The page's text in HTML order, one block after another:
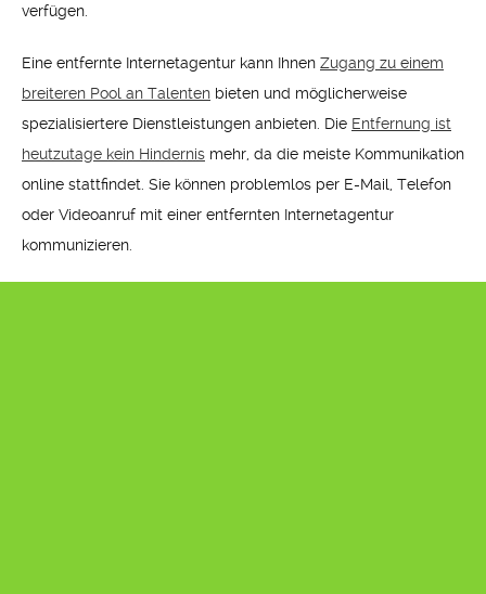
verfügen.
Eine entfernte Internetagentur kann Ihnen Zugang zu einem
breiteren Pool an Talenten bieten und möglicherweise
spezialisiertere Dienstleistungen anbieten. Die Entfernung ist
heutzutage kein Hindernis mehr, da die meiste Kommunikation
online stattfindet. Sie können problemlos per E-Mail, Telefon
oder Videoanruf mit einer entfernten Internetagentur
kommunizieren.